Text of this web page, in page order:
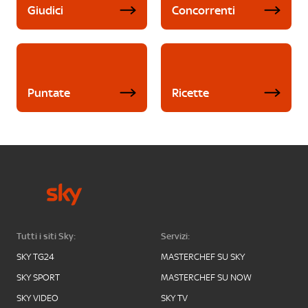
Giudici Concorrenti
Puntate Ricette
Tutti i siti Sky:
SKY TG24
SKY SPORT
SKY VIDEO
Servizi:
MASTERCHEF SU SKY
MASTERCHEF SU NOW
SKY TV